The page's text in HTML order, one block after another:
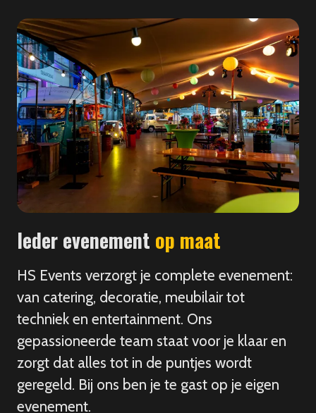
Ieder evenement op maat
HS Events verzorgt je complete evenement:
van catering, decoratie, meubilair tot
techniek en entertainment. Ons
gepassioneerde team staat voor je klaar en
zorgt dat alles tot in de puntjes wordt
geregeld. Bij ons ben je te gast op je eigen
evenement.